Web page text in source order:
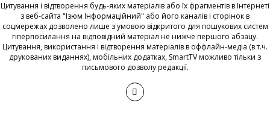
Цитування і відтворення будь-яких матеріалів або їх фрагментів в Інтернеті
з веб-сайта "Ізюм Інформаційний" або його каналів і сторінок в
соцмережах дозволено лише з умовою відкритого для пошукових систем
гіперпосилання на відповідний матеріал не нижче першого абзацу.
Цитування, використання і відтворення матеріалів в оффлайн-медіа (в т.ч.
друкованих виданнях), мобільних додатках, SmartTV можливо тільки з
письмового дозволу редакції.